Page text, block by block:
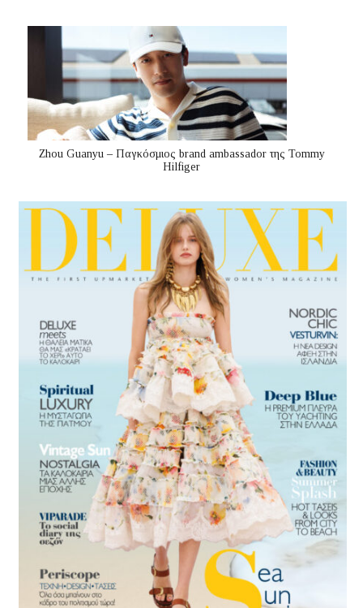
Zhou Guanyu – Παγκόσμιος brand ambassador της Tommy
Hilfiger